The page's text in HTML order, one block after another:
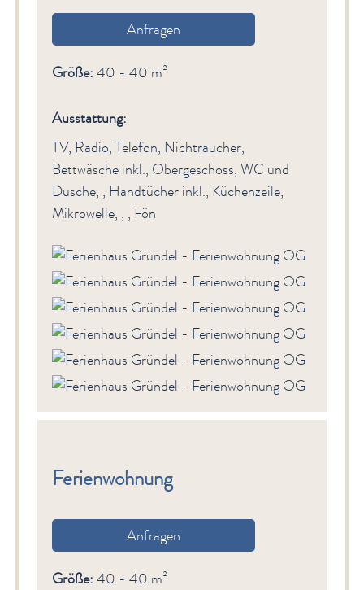
Anfragen
Größe: 40 - 40 m²
Ausstattung:
TV, Radio, Telefon, Nichtraucher,
Bettwäsche inkl., Obergeschoss, WC und
Dusche, , Handtücher inkl., Küchenzeile,
Mikrowelle, , , Fön
Ferienwohnung
Anfragen
Größe: 40 - 40 m²